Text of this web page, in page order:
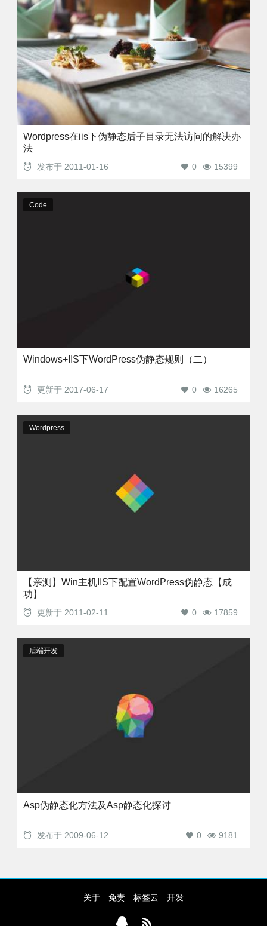
Wordpress在iis下伪静态后子目录无法访问的解决办
法
发布于 2011-01-16 15399
0
Code
Windows+IIS下WordPress伪静态规则（二）
更新于 2017-06-17 16265
0
Wordpress
【亲测】Win主机IIS下配置WordPress伪静态【成
功】
更新于 2011-02-11 17859
0
后端开发
Asp伪静态化方法及Asp静态化探讨
发布于 2009-06-12 9181
0
关于 免责 标签云 开发